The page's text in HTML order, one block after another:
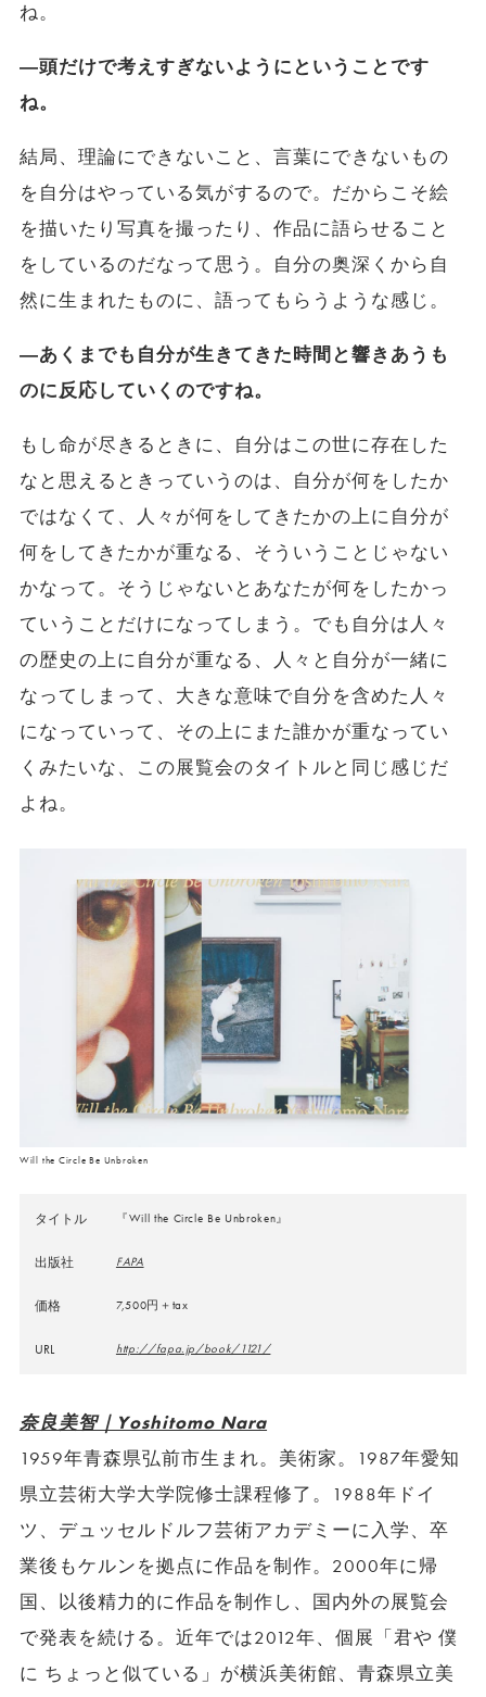
ね。
―頭だけで考えすぎないようにということです
ね。
結局、理論にできないこと、言葉にできないもの
を自分はやっている気がするので。だからこそ絵
を描いたり写真を撮ったり、作品に語らせること
をしているのだなって思う。自分の奥深くから自
然に生まれたものに、語ってもらうような感じ。
―あくまでも自分が生きてきた時間と響きあうも
のに反応していくのですね。
もし命が尽きるときに、自分はこの世に存在した
なと思えるときっていうのは、自分が何をしたか
ではなくて、人々が何をしてきたかの上に自分が
何をしてきたかが重なる、そういうことじゃない
かなって。そうじゃないとあなたが何をしたかっ
ていうことだけになってしまう。でも自分は人々
の歴史の上に自分が重なる、人々と自分が一緒に
なってしまって、大きな意味で自分を含めた人々
になっていって、その上にまた誰かが重なってい
くみたいな、この展覧会のタイトルと同じ感じだ
よね。
Will the Circle Be Unbroken
タイトル 『Will the Circle Be Unbroken』
出版社 FAPA
価格 7,500円＋tax
URL http://fapa.jp/book/1121/
奈良美智｜Yoshitomo Nara
1959年青森県弘前市生まれ。美術家。1987年愛知
県立芸術大学大学院修士課程修了。1988年ドイ
ツ、デュッセルドルフ芸術アカデミーに入学、卒
業後もケルンを拠点に作品を制作。2000年に帰
国、以後精力的に作品を制作し、国内外の展覧会
で発表を続ける。近年では2012年、個展「君や 僕
に ちょっと似ている」が横浜美術館、青森県立美